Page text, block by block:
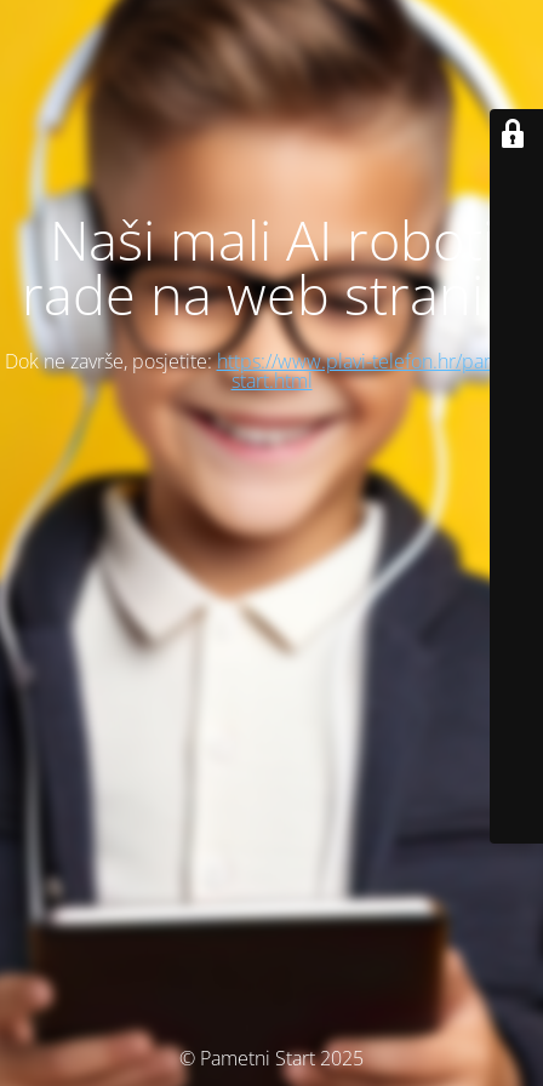
Naši mali AI roboti
rade na web stranici
Dok ne završe, posjetite:https://www.plavi-telefon.hr/pametni-
start.html
© Pametni Start 2025